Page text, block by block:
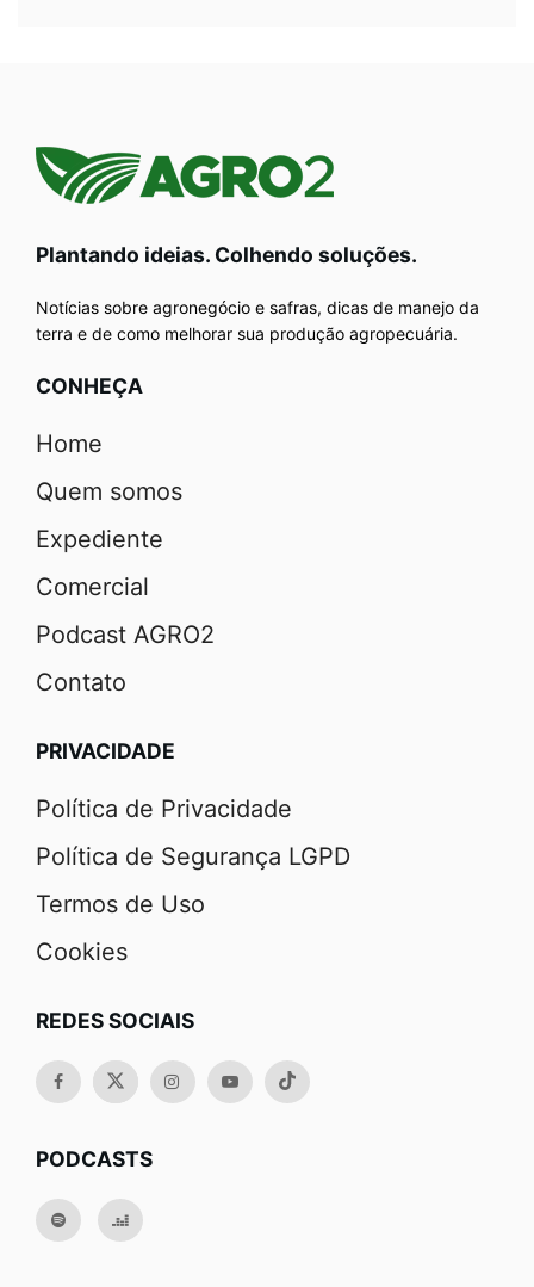
Plantando ideias. Colhendo soluções.
Notícias sobre agronegócio e safras, dicas de manejo da
terra e de como melhorar sua produção agropecuária.
CONHEÇA
Home
Quem somos
Expediente
Comercial
Podcast AGRO2
Contato
PRIVACIDADE
Política de Privacidade
Política de Segurança LGPD
Termos de Uso
Cookies
REDES SOCIAIS
PODCASTS